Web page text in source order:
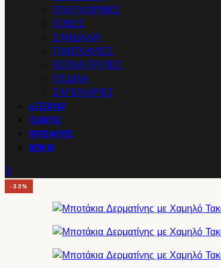
ΠΛΑΤΦΟΡΜΕΣ
ΓΟΒΕΣ
ΣΑΝΔΑΛΙΑ
ΠΑΝΤΟΦΛΕΣ
ΕΣΠΑΝΤΡΙΓΙΕΣ
ΠΕΔΙΛΑ
ΣΑΓΙΟΝΑΡΕΣ
ΑΞΕΣΟΥΑΡ
ΤΣΑΝΤΕΣ
ΠΡΟΣΦΟΡΕΣ
NEW IN
0
-33%